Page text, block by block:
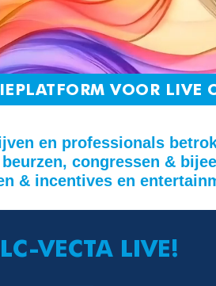
VOOR LIVE
en professionals
congressen &
& incentives en
VECTA LIVE!